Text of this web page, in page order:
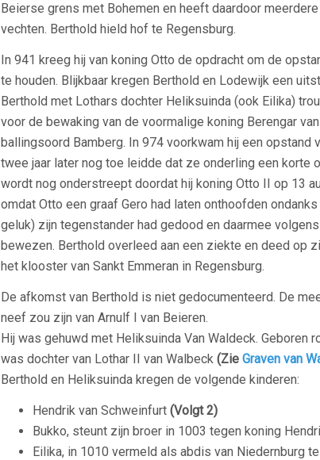
Beierse grens met Bohemen en heeft daardoor
vechten. Berthold hield hof te Regensburg.
In 941 kreeg hij van koning Otto de opdracht om de
te houden. Blijkbaar kregen Berthold en Lodewijk een
Berthold met Lothars dochter Heliksuinda (ook Eilika)
voor de bewaking van de voormalige koning Berengar
ballingsoord Bamberg. In 974 voorkwam hij een opstand
twee jaar later nog toe leidde dat ze onderling een korte
wordt nog onderstreept doordat hij koning Otto II op 13
omdat Otto een graaf Gero had laten onthoofden
geluk) zijn tegenstander had gedood en daarmee
bewezen. Berthold overleed aan een ziekte en deed op
het klooster van Sankt Emmeran in Regensburg.
De afkomst van Berthold is niet gedocumenteerd. De
neef zou zijn van Arnulf I van Beieren.
Hij was gehuwd met Heliksuinda Van Waldeck. Geboren
was dochter van Lothar II van Walbeck (Zie Graven van
Berthold en Heliksuinda kregen de volgende kinderen:
Hendrik van Schweinfurt (Volgt 2)
Bukko, steunt zijn broer in 1003 tegen koning
Eilika, in 1010 vermeld als abdis van Niedernburg